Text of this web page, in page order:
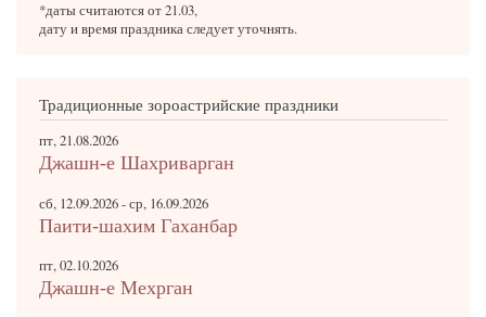
*даты считаются от 21.03,
дату и время праздника следует уточнять.
Традиционные зороастрийские праздники
пт, 21.08.2026
Джашн-е Шахриварган
сб, 12.09.2026-ср, 16.09.2026
Паити-шахим Гаханбар
пт, 02.10.2026
Джашн-е Мехрган